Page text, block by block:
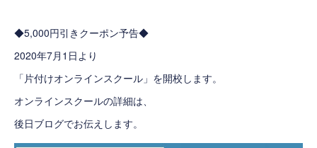
◆5,000円引きクーポン予告◆
2020年7月1日より
「片付けオンラインスクール」を開校します。
オンラインスクールの詳細は、
後日ブログでお伝えします。